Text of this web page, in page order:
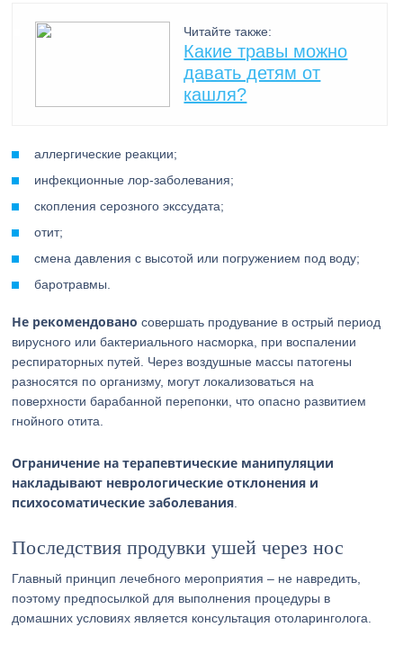
Читайте также:
Какие травы можно
давать детям от
кашля?
аллергические реакции;
инфекционные лор-заболевания;
скопления серозного экссудата;
отит;
смена давления с высотой или погружением под воду;
баротравмы.
Не рекомендовано совершать продувание в острый период
вирусного или бактериального насморка, при воспалении
респираторных путей. Через воздушные массы патогены
разносятся по организму, могут локализоваться на
поверхности барабанной перепонки, что опасно развитием
гнойного отита.
Ограничение на терапевтические манипуляции
накладывают неврологические отклонения и
психосоматические заболевания
Последствия продувки ушей через нос
Главный принцип лечебного мероприятия – не навредить,
поэтому предпосылкой для выполнения процедуры в
домашних условиях является консультация отоларинголога.